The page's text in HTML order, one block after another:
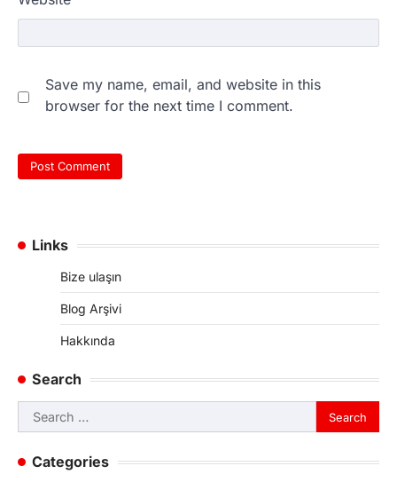
Save my name, email, and website in this
browser for the next time I comment.
Links
Bize ulaşın
Blog Arşivi
Hakkında
Search
Search
for:
Categories